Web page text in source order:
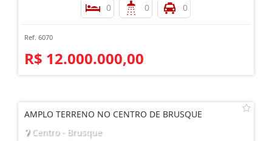
0 0 0
Ref. 6070
R$ 12.000.000,00
AMPLO TERRENO NO CENTRO DE BRUSQUE
Centro - Brusque